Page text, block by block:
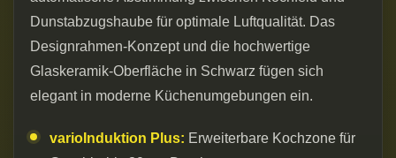
Dunstabzugshaube für optimale Luftqualität. Das
Designrahmen-Konzept und die hochwertige
Glaskeramik-Oberfläche in Schwarz fügen sich
elegant in moderne Küchenumgebungen ein.
varioInduktion Plus: Erweiterbare Kochzone für